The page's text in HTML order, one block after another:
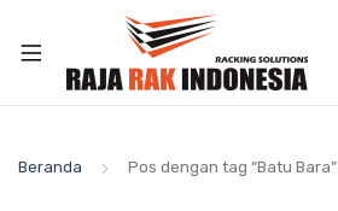
Beranda Pos dengan tag “Batu Bara”